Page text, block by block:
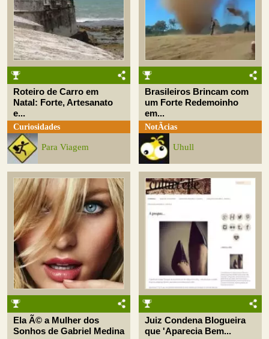
Roteiro de Carro em
Natal: Forte, Artesanato
e...
Curiosidades
Para Viagem
Brasileiros Brincam com
um Forte Redemoinho
em...
NotÃ­cias
Uhull
Ela Ã© a Mulher dos
Sonhos de Gabriel Medina
Juiz Condena Blogueira
que 'Aparecia Bem...